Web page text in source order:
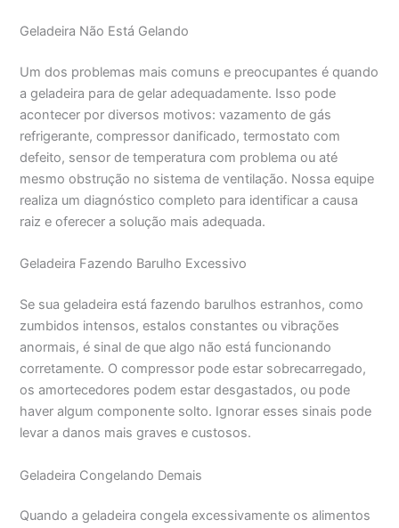
Geladeira Não Está Gelando
Um dos problemas mais comuns e preocupantes é quando
a geladeira para de gelar adequadamente. Isso pode
acontecer por diversos motivos: vazamento de gás
refrigerante, compressor danificado, termostato com
defeito, sensor de temperatura com problema ou até
mesmo obstrução no sistema de ventilação. Nossa equipe
realiza um diagnóstico completo para identificar a causa
raiz e oferecer a solução mais adequada.
Geladeira Fazendo Barulho Excessivo
Se sua geladeira está fazendo barulhos estranhos, como
zumbidos intensos, estalos constantes ou vibrações
anormais, é sinal de que algo não está funcionando
corretamente. O compressor pode estar sobrecarregado,
os amortecedores podem estar desgastados, ou pode
haver algum componente solto. Ignorar esses sinais pode
levar a danos mais graves e custosos.
Geladeira Congelando Demais
Quando a geladeira congela excessivamente os alimentos